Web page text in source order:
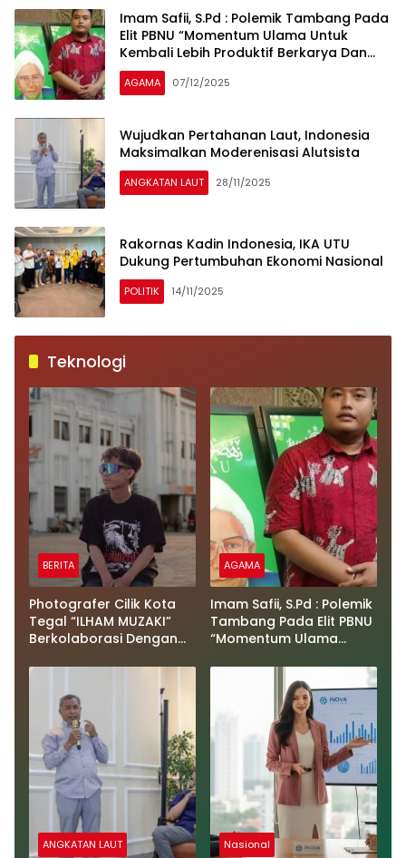
Kendaraan Listrik
Terbaru, Kia EV3
Jepang
Imam Safii, S.Pd : Polemik Tambang Pada
Elit PBNU “Momentum Ulama Untuk
Kembali Lebih Produktif Berkarya Dan
Mendorong Kemandirian Ekonomi Umat
Dari Bawah”
AGAMA 07/12/2025
Wujudkan Pertahanan Laut, Indonesia
Maksimalkan Moderenisasi Alutsista
ANGKATAN LAUT 28/11/2025
Rakornas Kadin Indonesia, IKA UTU
Dukung Pertumbuhan Ekonomi Nasional
POLITIK 14/11/2025
Teknologi
BERITA
Photografer Cilik Kota
Tegal “ILHAM MUZAKI”
Berkolaborasi Dengan
& Sutradara Winda
Mustiana” di (UMAH
TABEBUYA)
AGAMA
Imam Safii, S.Pd : Polemik
Tambang Pada Elit PBNU
“Momentum Ulama
Produktif Berkarya Dan
Mendorong Kemandirian
Ekonomi Umat Dari
ANGKATAN LAUT Nasional